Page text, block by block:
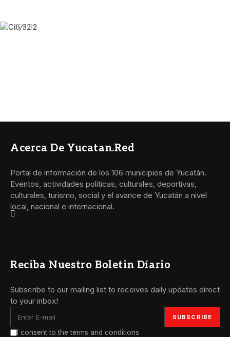
Acerca De Yucatan.red
Portal de información de los 106 municipios de Yucatán.
Eventos, actividades políticas, culturales, deportivas,
culturales, turismo, social y el avance de Yucatán a nivel
local, nacional e internacional.
Reciba Nuestro Boletin Díario
Subscribe to our mailing list to receives daily updates direct
to your inbox!
I consent to the terms and conditions